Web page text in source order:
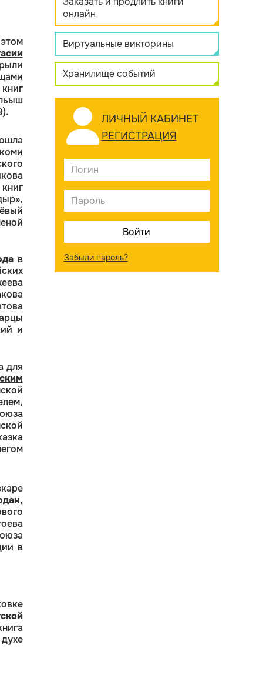
в
и
для
в
онлайн
Виртуальные викторины
Хранилище событий
ЛИЧНЫЙ КАБИНЕТ
РЕГИСТРАЦИЯ
Забыли пароль?